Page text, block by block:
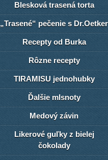
Blesková trasená torta
„Trasené“ pečenie s Dr.Oetker
Recepty od Burka
Rôzne recepty
TIRAMISU jednohubky
Ďalšie mlsnoty
Medový závin
Likerové guľky z bielej
čokolady